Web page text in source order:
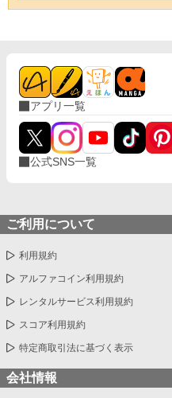
アプリ一覧
公式SNS一覧
ご利用について
利用規約
アルファコイン利用規約
レンタルサービス利用規約
スコア利用規約
特定商取引法に基づく表示
会社情報